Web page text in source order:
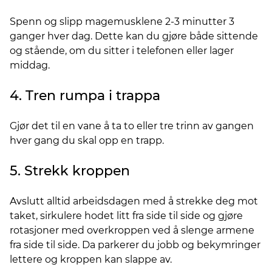
Spenn og slipp magemusklene 2-3 minutter 3
ganger hver dag. Dette kan du gjøre både sittende
og stående, om du sitter i telefonen eller lager
middag.
4. Tren rumpa i trappa
Gjør det til en vane å ta to eller tre trinn av gangen
hver gang du skal opp en trapp.
5. Strekk kroppen
Avslutt alltid arbeidsdagen med å strekke deg mot
taket, sirkulere hodet litt fra side til side og gjøre
rotasjoner med overkroppen ved å slenge armene
fra side til side. Da parkerer du jobb og bekymringer
lettere og kroppen kan slappe av.